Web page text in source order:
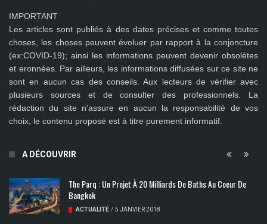
IMPORTANT
Les articles sont publiés à des dates précises et comme toutes
choses, les choses peuvent évoluer par rapport à la conjoncture
(ex:COVID-19); ainsi les informations peuvent devenir obsolétes
et eronnées. Par ailleurs, les informations diffusées sur ce site ne
sont en aucun cas des conseils. Aux lecteurs de vérifier avec
plusieurs sources et de consulter des professionnels. La
rédaction du site n'assure en aucun la responsabilité de vos
choix, le contenu proposé est à titre purement informatif.
A DÉCOUVRIR
The Parq : Un Projet À 20 Milliards De Baths Au Coeur De
Bangkok
ACTUALITÉ / 5 JANVIER 2018